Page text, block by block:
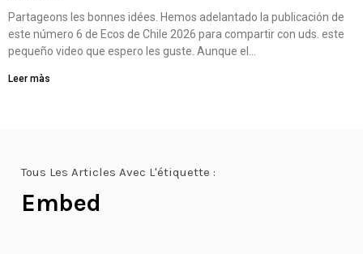
Partageons les bonnes idées. Hemos adelantado la publicación de
este número 6 de Ecos de Chile 2026 para compartir con uds. este
pequeño video que espero les guste. Aunque el…
Leer màs
Tous Les Articles Avec L'étiquette :
Embed